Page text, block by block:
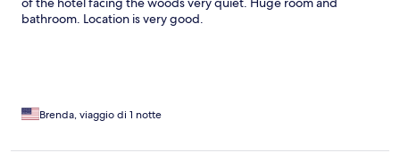
bathroom. Location is very good.
Brenda, viaggio di 1 notte